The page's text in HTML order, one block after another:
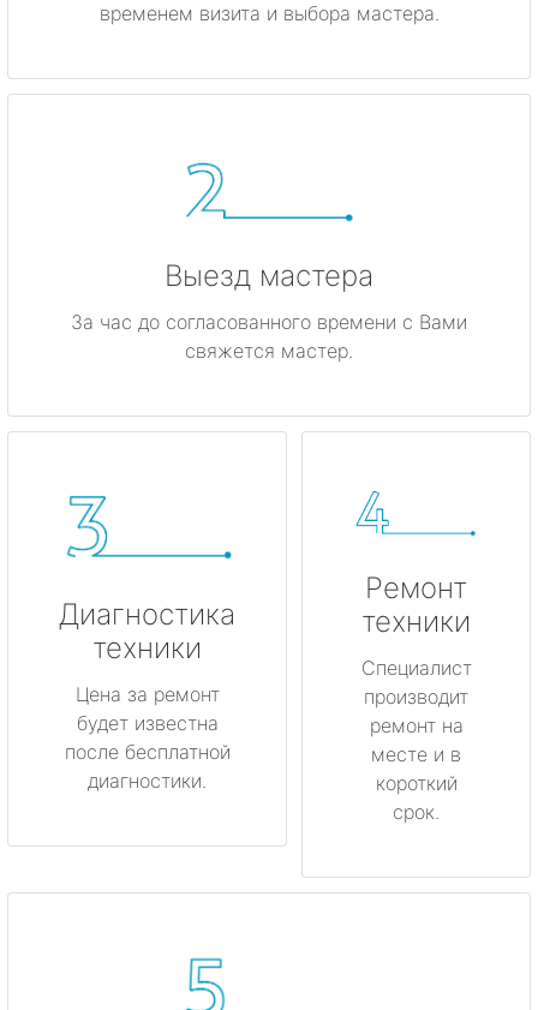
временем визита и выбора мастера.
Выезд мастера
За час до согласованного времени с Вами
свяжется мастер.
Диагностика
техники
Цена за ремонт
будет известна
после бесплатной
диагностики.
Ремонт
техники
Специалист
производит
ремонт на
месте и в
короткий
срок.